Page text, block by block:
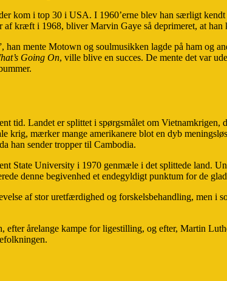
kom i top 30 i USA. I 1960’erne blev han særligt
kræft i 1968, bliver Marvin Gaye så deprimeret, at han
mente Motown og soulmusikken lagde på ham og
Going On, ville blive en succes. De mente det var
Landet er splittet i spørgsmålet om Vietnamkrigen,
mærker mange amerikanere blot en dyb
han sender tropper til Cambodia.
State University i 1970 genmæle i det splittede land.
denne begivenhed et endegyldigt punktum for de
af stor uretfærdighed og forskelsbehandling, men i
årelange kampe for ligestilling, og efter, Martin